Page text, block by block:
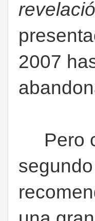
2007
Pero